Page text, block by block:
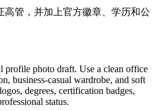
高管，并加上官方徽章、学历和公
profile photo draft. Use a clean office
business-casual wardrobe, and soft
degrees, certification badges,
status.